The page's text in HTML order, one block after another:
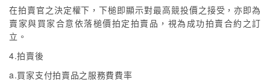
在拍賣官之決定權下，下槌即顯示對最高競投價之接受，亦即為
賣家與買家合意依落槌價拍定拍賣品，視為成功拍賣合約之訂
立。
4.拍賣後
a.買家支付拍賣品之服務費費率